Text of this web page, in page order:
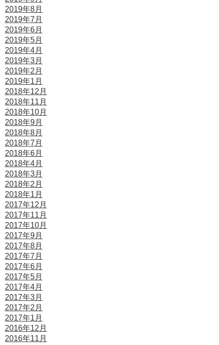
2019年8月
2019年7月
2019年6月
2019年5月
2019年4月
2019年3月
2019年2月
2019年1月
2018年12月
2018年11月
2018年10月
2018年9月
2018年8月
2018年7月
2018年6月
2018年4月
2018年3月
2018年2月
2018年1月
2017年12月
2017年11月
2017年10月
2017年9月
2017年8月
2017年7月
2017年6月
2017年5月
2017年4月
2017年3月
2017年2月
2017年1月
2016年12月
2016年11月